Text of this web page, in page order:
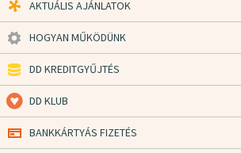
AKTUÁLIS AJÁNLATOK
HOGYAN MŰKÖDÜNK
DD KREDITGYŰJTÉS
DD KLUB
BANKKÁRTYÁS FIZETÉS